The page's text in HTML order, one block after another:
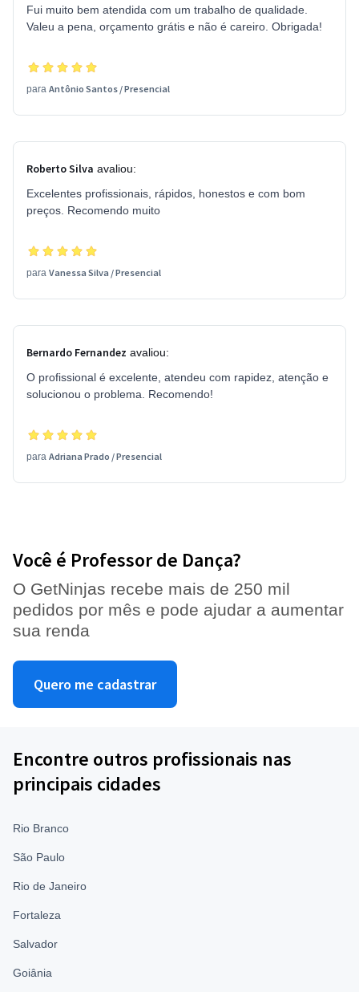
Fui muito bem atendida com um trabalho de qualidade.
Valeu a pena, orçamento grátis e não é careiro. Obrigada!
para Antônio Santos /Presencial
Roberto Silva avaliou:
Excelentes profissionais, rápidos, honestos e com bom
preços. Recomendo muito
para Vanessa Silva /Presencial
Bernardo Fernandez avaliou:
O profissional é excelente, atendeu com rapidez, atenção e
solucionou o problema. Recomendo!
para Adriana Prado /Presencial
Você é Professor de Dança?
O GetNinjas recebe mais de 250 mil
pedidos por mês e pode ajudar a aumentar
sua renda
Quero me cadastrar
Encontre outros profissionais nas
principais cidades
Rio Branco
São Paulo
Rio de Janeiro
Fortaleza
Salvador
Goiânia